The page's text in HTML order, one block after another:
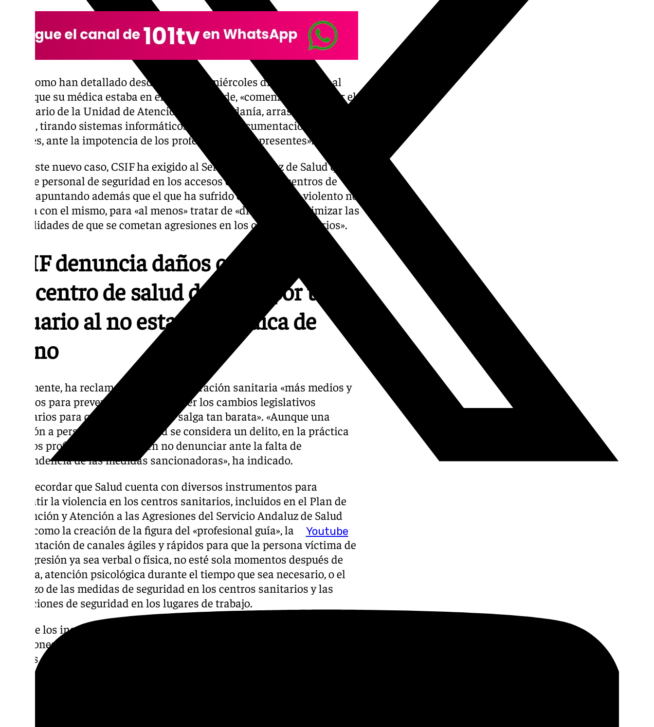
Youtube
Tal y como han detallado desde CSIF, este miércoles dicho usuario, al
saber que su médica estaba en el turno de tarde, «comenzó a destrozar el
mobiliario de la Unidad de Atención a la Ciudadanía, arrasando las
mesas, tirando sistemas informáticos al suelo, documentación y otros
enseres, ante la impotencia de los profesionales allí presentes».
Ante este nuevo caso, CSIF ha exigido al Servicio Andaluz de Salud que
dote de personal de seguridad en los accesos de todos los centros de
salud, apuntando además que el que ha sufrido este episodio violento no
cuenta con el mismo, para «al menos» tratar de «disuadir y minimizar las
posibilidades de que se cometan agresiones en los centros sanitarios».
CSIF denuncia daños causados en
un centro de salud de Jerez por un
usuario al no estar su médica de
turno
Igualmente, ha reclamado a la administración sanitaria «más medios y
recursos para prevenir y para promover los cambios legislativos
necesarios para que la violencia no salga tan barata». «Aunque una
agresión a personal de la sanidad se considera un delito, en la práctica
muchos profesionales prefieren no denunciar ante la falta de
contundencia de las medidas sancionadoras», ha indicado.
Cabe recordar que Salud cuenta con diversos instrumentos para
combatir la violencia en los centros sanitarios, incluidos en el Plan de
Prevención y Atención a las Agresiones del Servicio Andaluz de Salud
(SAS), como la creación de la figura del «profesional guía», la
implantación de canales ágiles y rápidos para que la persona víctima de
una agresión ya sea verbal o física, no esté sola momentos después de
sufrirla, atención psicológica durante el tiempo que sea necesario, o el
refuerzo de las medidas de seguridad en los centros sanitarios y las
condiciones de seguridad en los lugares de trabajo.
Otro de los instrumentos del Plan es la comisión provincial contra las
agresiones a profesionales de centros sanitarios, que pretende encontrar
puntos de mejora que redunden en una disminución de los ataques
físicos o verbales.